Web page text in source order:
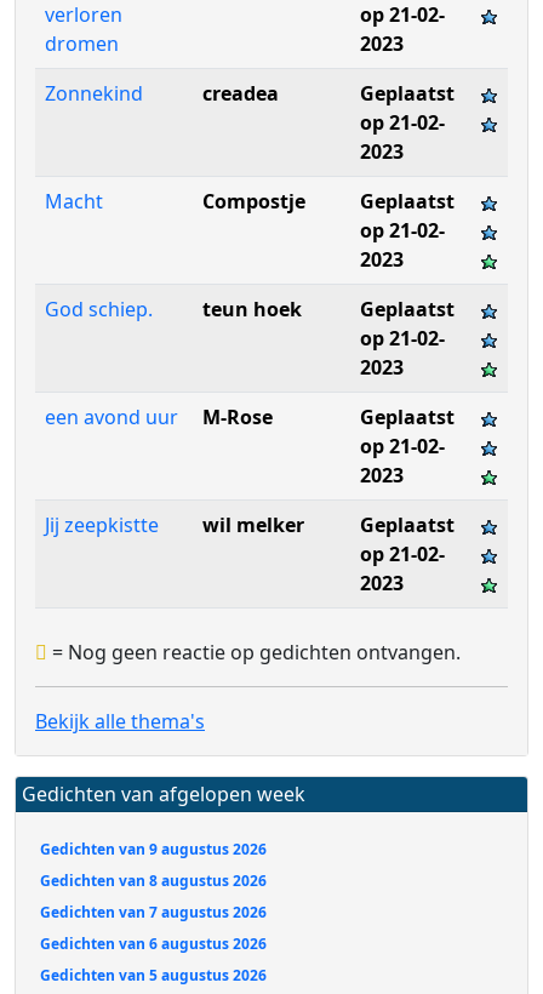
verloren
dromen
op 21-02-
2023
Zonnekind
creadea
Geplaatst
op 21-02-
2023
Macht
Compostje
Geplaatst
op 21-02-
2023
God schiep.
teun hoek
Geplaatst
op 21-02-
2023
een avond uur
M-Rose
Geplaatst
op 21-02-
2023
Jij zeepkistte
wil melker
Geplaatst
op 21-02-
2023
= Nog geen reactie op gedichten ontvangen.
Bekijk alle thema's
Gedichten van afgelopen week
Gedichten van 9 augustus 2026
Gedichten van 8 augustus 2026
Gedichten van 7 augustus 2026
Gedichten van 6 augustus 2026
Gedichten van 5 augustus 2026